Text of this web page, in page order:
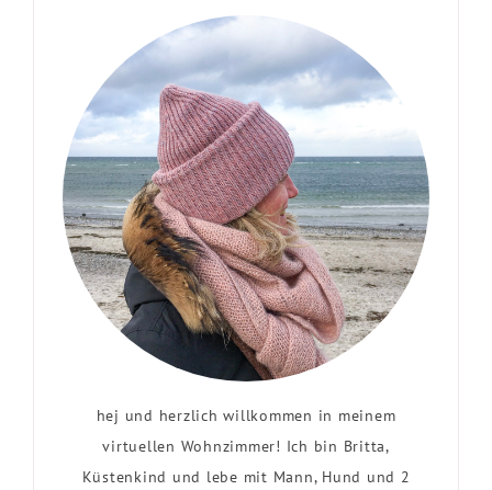
hej und herzlich willkommen in meinem
virtuellen Wohnzimmer! Ich bin Britta,
Küstenkind und lebe mit Mann, Hund und 2